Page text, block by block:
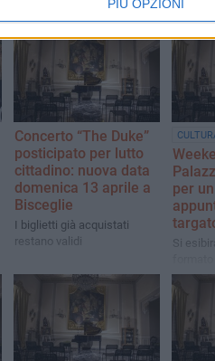
PIÙ OPZIONI
Concerto “The Duke”
posticipato per lutto
cittadino: nuova data
domenica 13 aprile a
Bisceglie
I biglietti già acquistati
restano validi
per
Si
Marco